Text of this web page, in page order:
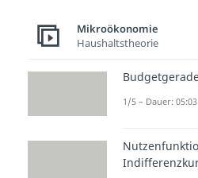
Mikroökonomie
Haushaltstheorie
1/5 – Dauer: 05:03